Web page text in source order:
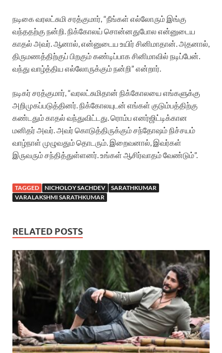
நடிகை வரலட்சுமி சரத்குமார், “நீங்கள் எல்லோரும் இங்கு
வந்ததற்கு நன்றி. நிக்கோலய் சொன்னதுபோல என்னுடைய
காதல் அவர். ஆனால், என்னுடைய உயிர் சினிமாதான். அதனால்,
திருமணத்திற்குப் பிறகும் கண்டிப்பாக சினிமாவில் நடிப்பேன்.
வந்து வாழ்த்திய எல்லோருக்கும் நன்றி” என்றார்.
நடிகர் சரத்குமார், “வரலட்சுமிதான் நிக்கோலயை எங்களுக்கு
அறிமுகப்படுத்தினர். நிக்கோலயுடன் எங்கள் குடும்பத்திற்கு
கண்டதும் காதல் வந்துவிட்டது. ரொம்ப எனர்ஜிட்டிக்கான
மனிதர் அவர். அவர் கொடுத்திருக்கும் சந்தோஷம் நிச்சயம்
வாழ்நாள் முழுவதும் தொடரும். இறைவனால், இவர்கள்
இருவரும் சந்தித்துள்ளனர். உங்கள் ஆசிர்வாதம் வேண்டும்”.
TAGGED NICHOLOY SACHDEV
SARATHKUMAR
VARALAKSHMI SARATHKUMAR
RELATED POSTS